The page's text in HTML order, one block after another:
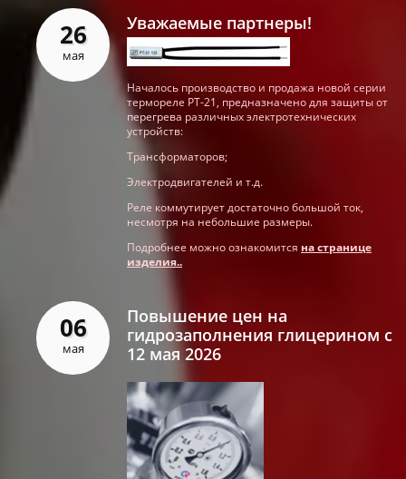
26
мая
Уважаемые партнеры!
Началось производство и продажа новой серии
термореле РТ-21, предназначено для защиты от
перегрева различных электротехнических
устройств:
Трансформаторов;
Электродвигателей и т.д.
Реле коммутирует достаточно большой ток,
несмотря на небольшие размеры.
Подробнее можно ознакомится на странице
изделия..
06
мая
Повышение цен на
гидрозаполнения глицерином с
12 мая 2026